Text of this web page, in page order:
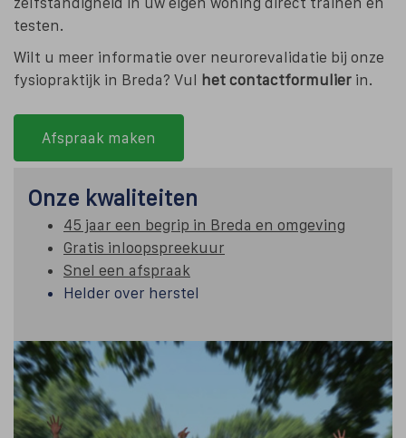
testen.
Wilt u meer informatie over neurorevalidatie bij onze
fysiopraktijk in Breda? Vul het contactformulier in.
Afspraak maken
Onze kwaliteiten
45 jaar een begrip in Breda en omgeving
Gratis inloopspreekuur
Snel een afspraak
Helder over herstel